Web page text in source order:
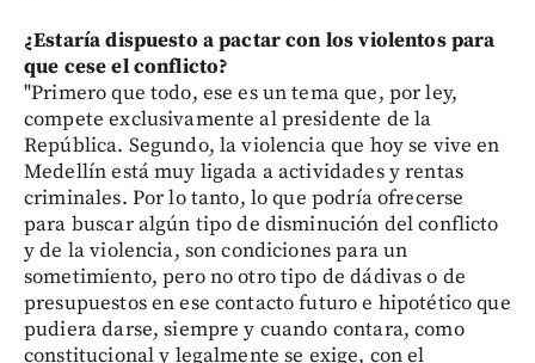
¿Estaría dispuesto a pactar con los violentos para
que cese el conflicto?
"Primero que todo, ese es un tema que, por ley,
compete exclusivamente al presidente de la
República. Segundo, la violencia que hoy se vive en
Medellín está muy ligada a actividades y rentas
criminales. Por lo tanto, lo que podría ofrecerse
para buscar algún tipo de disminución del conflicto
y de la violencia, son condiciones para un
sometimiento, pero no otro tipo de dádivas o de
presupuestos en ese contacto futuro e hipotético que
pudiera darse, siempre y cuando contara, como
constitucional y legalmente se exige, con el